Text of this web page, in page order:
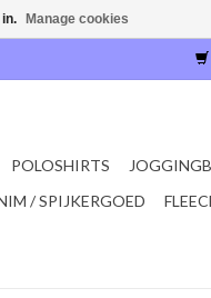
POLOSHIRTS
/ SPIJKERGOED
Manage cookies